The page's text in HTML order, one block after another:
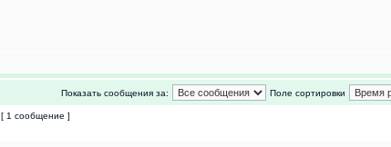
Показать сообщения за: Поле сортировки
[ 1 сообщение ]